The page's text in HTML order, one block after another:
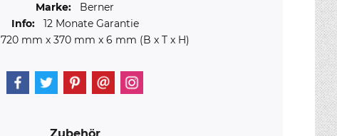
Marke:
Berner
Info:
12 Monate Garantie
720 mm x370 mm x6 mm (B x T x H)